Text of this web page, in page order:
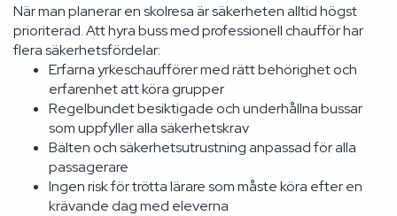
När man planerar en skolresa är säkerheten alltid högst
prioriterad. Att hyra buss med professionell chaufför har
flera säkerhetsfördelar:
Erfarna yrkeschaufförer med rätt behörighet och
erfarenhet att köra grupper
Regelbundet besiktigade och underhållna bussar
som uppfyller alla säkerhetskrav
Bälten och säkerhetsutrustning anpassad för alla
passagerare
Ingen risk för trötta lärare som måste köra efter en
krävande dag med eleverna